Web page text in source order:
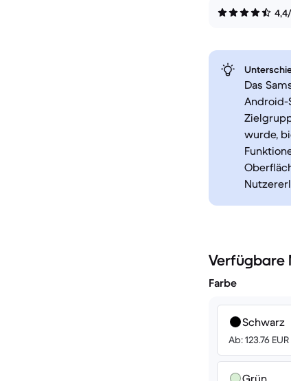
Das
Android-
wurde,
Verfügbare
Farbe
Schwarz
Ab: 123.76 EUR
Grün